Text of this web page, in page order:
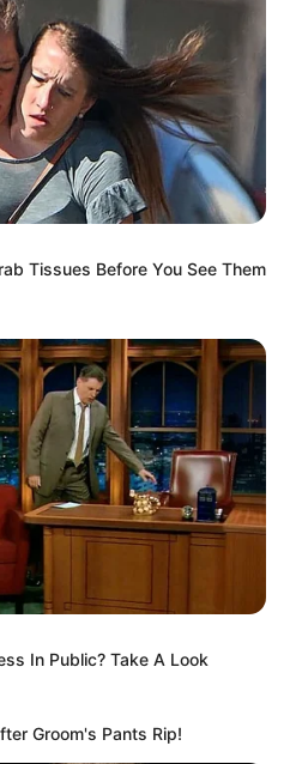
ามราศี 2569 ประจำ
อ.รักษ์ เลขเด็ด
ดูเพิ่มเติม
งสิงหาคม 2569
เป็นเศรษฐี
ทาง เช็กดวง
อ.นก กุลภัสสรณ์
Tissues Before You See Them
In Public? Take A Look
Groom's Pants Rip!